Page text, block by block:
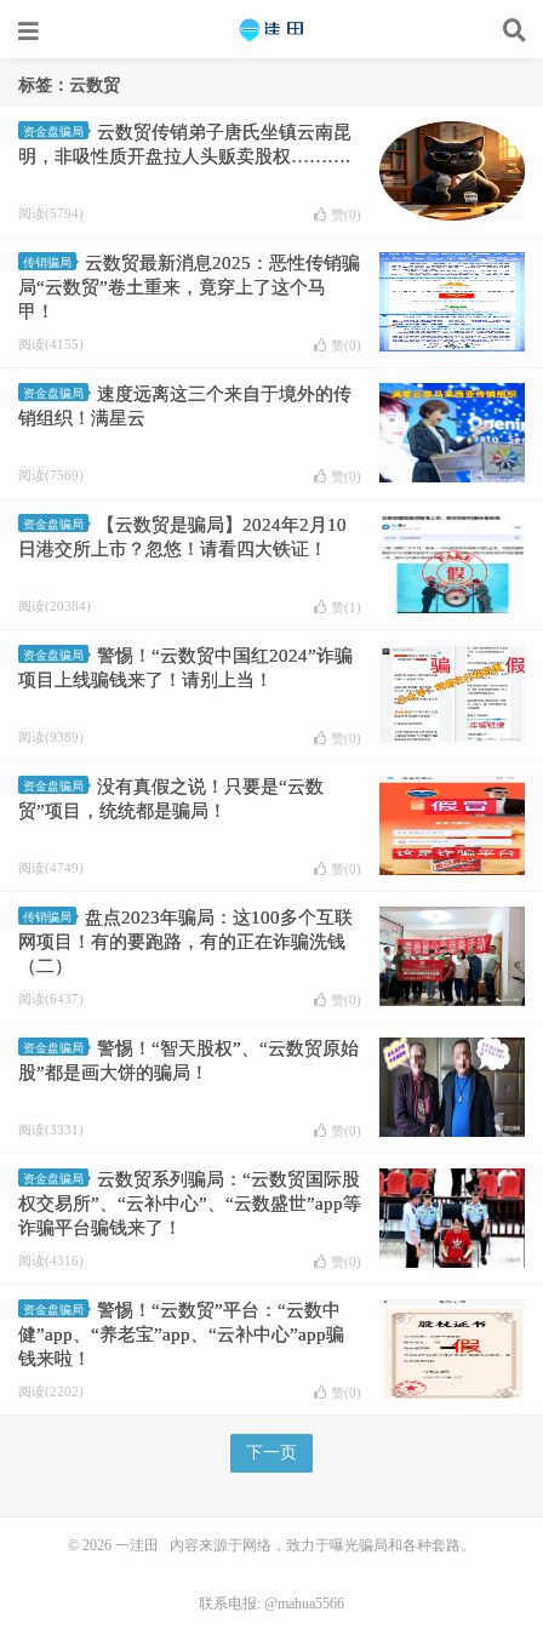
标签：云数贸
资金盘骗局
云数贸传销弟子唐氏坐镇云南昆
明，非吸性质开盘拉人头贩卖股权……….
阅读(5794) 赞(0)
传销骗局
云数贸最新消息2025：恶性传销骗
局“云数贸”卷土重来，竟穿上了这个马
甲！
阅读(4155) 赞(0)
资金盘骗局
速度远离这三个来自于境外的传
销组织！满星云
阅读(7569) 赞(0)
资金盘骗局
【云数贸是骗局】2024年2月10
日港交所上市？忽悠！请看四大铁证！
阅读(20384) 赞(1 )
资金盘骗局
警惕！“云数贸中国红2024”诈骗
项目上线骗钱来了！请别上当！
阅读(9389) 赞(0)
资金盘骗局
没有真假之说！只要是“云数
贸”项目，统统都是骗局！
阅读(4749) 赞(0)
传销骗局
盘点2023年骗局：这100多个互联
网项目！有的要跑路，有的正在诈骗洗钱
（二）
阅读(6437) 赞(0)
资金盘骗局
警惕！“智天股权”、“云数贸原始
股”都是画大饼的骗局！
阅读(3331) 赞(0)
资金盘骗局
云数贸系列骗局：“云数贸国际股
权交易所”、“云补中心”、“云数盛世”app等
诈骗平台骗钱来了！
阅读(4316) 赞(0)
资金盘骗局
警惕！“云数贸”平台：“云数中
健”app、“养老宝”app、“云补中心”app骗
钱来啦！
阅读(2202) 赞(0)
下一页
© 2026 一洼田 内容来源于网络，致力于曝光骗局和各种套路。
联系电报: @mahua5566